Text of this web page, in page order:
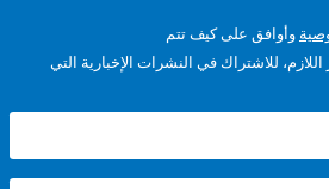
على كيف تتم
في النشرات الإخبارية التي